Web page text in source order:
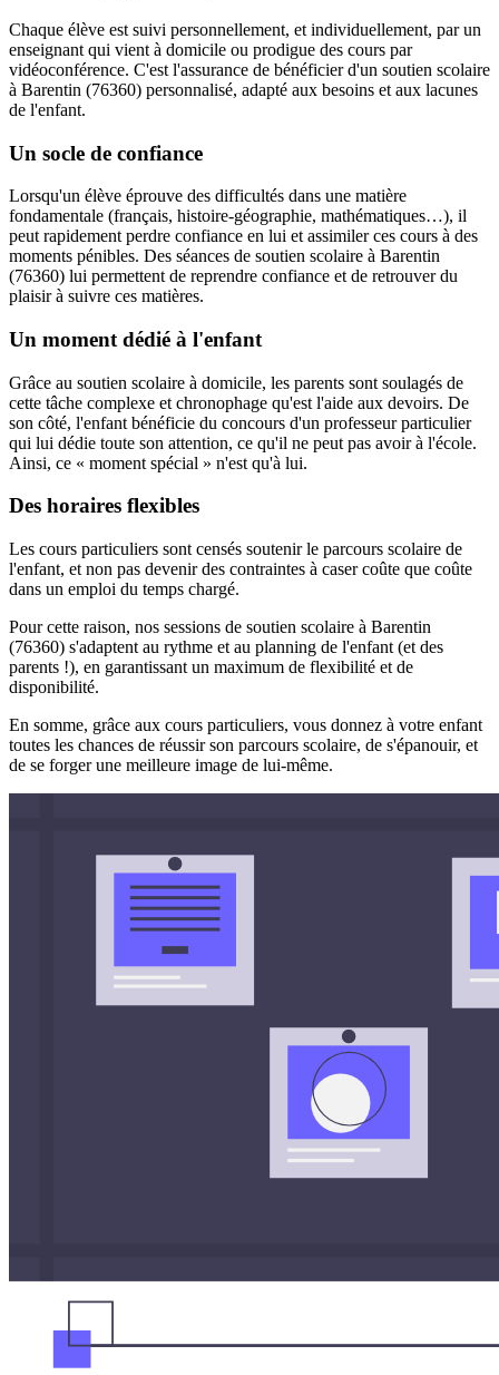
Chaque élève est suivi personnellement, et individuellement, par un
enseignant qui vient à domicile ou prodigue des cours par
vidéoconférence. C'est l'assurance de bénéficier d'un soutien scolaire
à Barentin (76360) personnalisé, adapté aux besoins et aux lacunes
de l'enfant.
Un socle de confiance
Lorsqu'un élève éprouve des difficultés dans une matière
fondamentale (français, histoire-géographie, mathématiques…), il
peut rapidement perdre confiance en lui et assimiler ces cours à des
moments pénibles. Des séances de soutien scolaire à Barentin
(76360) lui permettent de reprendre confiance et de retrouver du
plaisir à suivre ces matières.
Un moment dédié à l'enfant
Grâce au soutien scolaire à domicile, les parents sont soulagés de
cette tâche complexe et chronophage qu'est l'aide aux devoirs. De
son côté, l'enfant bénéficie du concours d'un professeur particulier
qui lui dédie toute son attention, ce qu'il ne peut pas avoir à l'école.
Ainsi, ce « moment spécial » n'est qu'à lui.
Des horaires flexibles
Les cours particuliers sont censés soutenir le parcours scolaire de
l'enfant, et non pas devenir des contraintes à caser coûte que coûte
dans un emploi du temps chargé.
Pour cette raison, nos sessions de soutien scolaire à Barentin
(76360) s'adaptent au rythme et au planning de l'enfant (et des
parents !), en garantissant un maximum de flexibilité et de
disponibilité.
En somme, grâce aux cours particuliers, vous donnez à votre enfant
toutes les chances de réussir son parcours scolaire, de s'épanouir, et
de se forger une meilleure image de lui-même.